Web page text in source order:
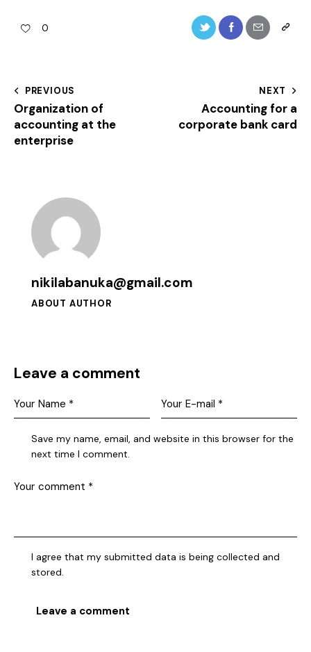
0
PREVIOUS
Organization of
accounting at the
enterprise
NEXT
Accounting for a
corporate bank card
nikilabanuka@gmail.com
ABOUT AUTHOR
Leave a comment
Save my name, email, and website in this browser for the
next time I comment.
I agree that my submitted data is being collected and
stored.